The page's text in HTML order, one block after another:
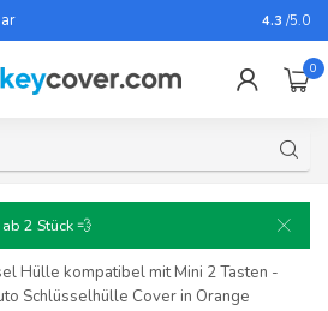
Für fast
4.3 /5.0
0
ab 2 Stück 💨
Hülle kompatibel mit Mini 2 Tasten -
Schlüsselhülle Cover in Orange